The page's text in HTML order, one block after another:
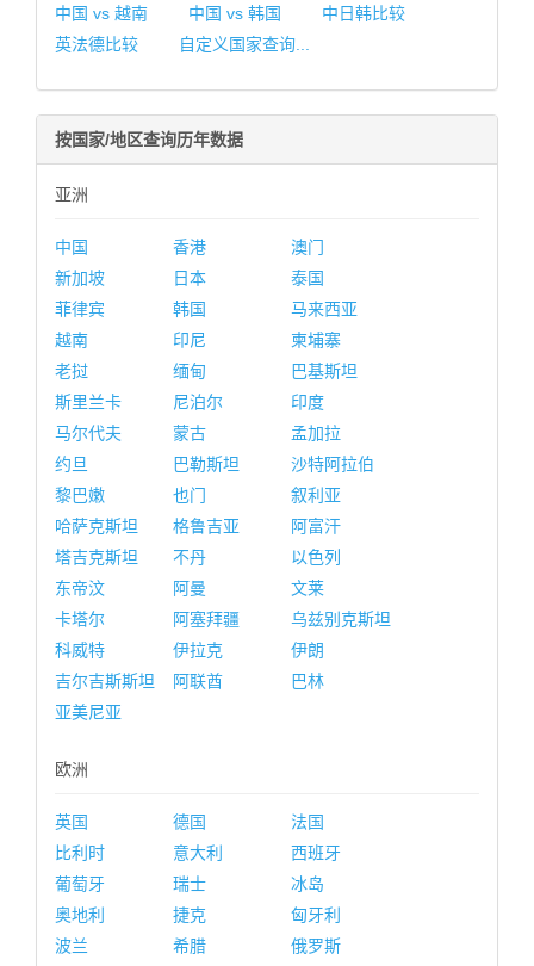
中国 vs 越南
中国 vs 韩国
中日韩比较
英法德比较
自定义国家查询...
按国家/地区查询历年数据
亚洲
中国 香港
澳门
新加坡
日本
泰国
菲律宾
韩国
马来西亚
越南
印尼
柬埔寨
老挝
缅甸
巴基斯坦
斯里兰卡
尼泊尔
印度
马尔代夫
蒙古
孟加拉
约旦
巴勒斯坦
沙特阿拉伯
黎巴嫩
也门
叙利亚
哈萨克斯坦
格鲁吉亚
阿富汗
塔吉克斯坦
不丹
以色列
东帝汶
阿曼
文莱
卡塔尔
阿塞拜疆
乌兹别克斯坦
科威特
伊拉克
伊朗
吉尔吉斯斯坦
阿联酋
巴林
亚美尼亚
欧洲
英国 德国
法国
比利时
意大利
西班牙
葡萄牙
瑞士
冰岛
奥地利
捷克
匈牙利
波兰
希腊
俄罗斯